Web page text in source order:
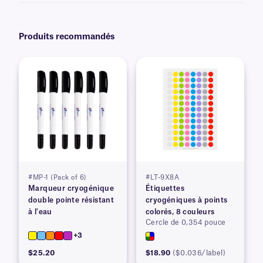
Produits recommandés
#MP-1 (Pack of 6)
Marqueur cryogénique
double pointe résistant
à l'eau
+3
$25.20
#LT-9X8A
Étiquettes
cryogéniques à points
colorés, 8 couleurs
Cercle de 0,354 pouce
$18.90 ($0.036/label)